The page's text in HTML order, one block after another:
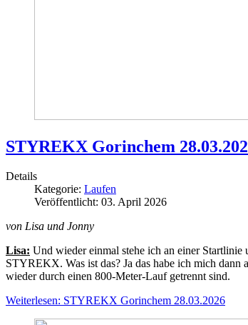
STYREKX Gorinchem
Details
Kategorie: Laufen
Veröffentlicht: 03. April 2026
von Lisa und Jonny
Lisa: Und wieder einmal stehe ich an einer
STYREKX. Was ist das? Ja das habe ich mich
wieder durch einen 800-Meter-Lauf getrennt sind.
Weiterlesen: STYREKX Gorinchem 28.03.2026